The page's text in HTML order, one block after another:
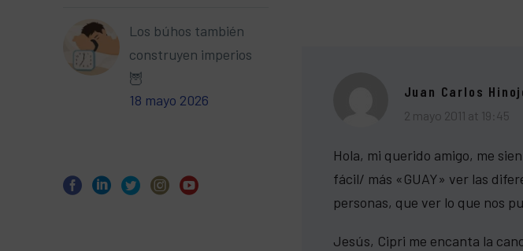
Juan Carlos
2 mayo 2011 at 19:45
Hola, mi querido amigo, me
fácil/ más «GUAY» ver las
personas, que ver lo que nos
Jesús, Cipri me encanta la
Los búhos también
construyen imperios
🦉
18 mayo 2026